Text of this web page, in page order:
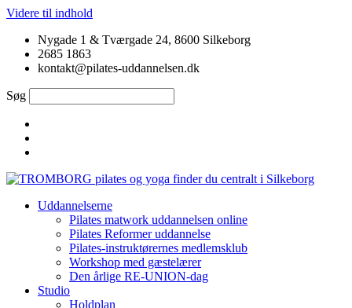
Videre til indhold
Nygade 1 & Tværgade 24, 8600 Silkeborg
2685 1863
kontakt@pilates-uddannelsen.dk
Søg
Uddannelserne
Pilates matwork uddannelsen online
Pilates Reformer uddannelse
Pilates-instruktørernes medlemsklub
Workshop med gæstelærer
Den årlige RE-UNION-dag
Studio
Holdplan